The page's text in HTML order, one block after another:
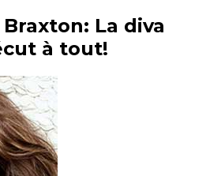
La diva
à tout!